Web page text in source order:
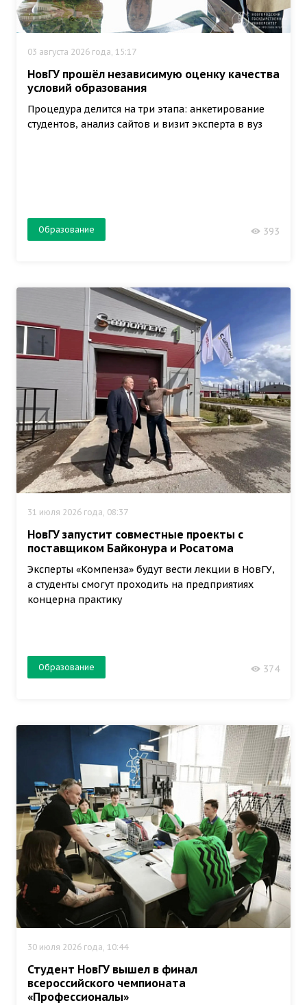
03 августа 2026 года, 15:17
НовГУ прошёл независимую оценку качества
условий образования
Процедура делится на три этапа: анкетирование
студентов, анализ сайтов и визит эксперта в вуз
Образование 393
31 июля 2026 года, 08:37
НовГУ запустит совместные проекты с
поставщиком Байконура и Росатома
Эксперты «Компенза» будут вести лекции в НовГУ,
а студенты смогут проходить на предприятиях
концерна практику
Образование 374
30 июля 2026 года, 10:44
Студент НовГУ вышел в финал
всероссийского чемпионата
«Профессионалы»